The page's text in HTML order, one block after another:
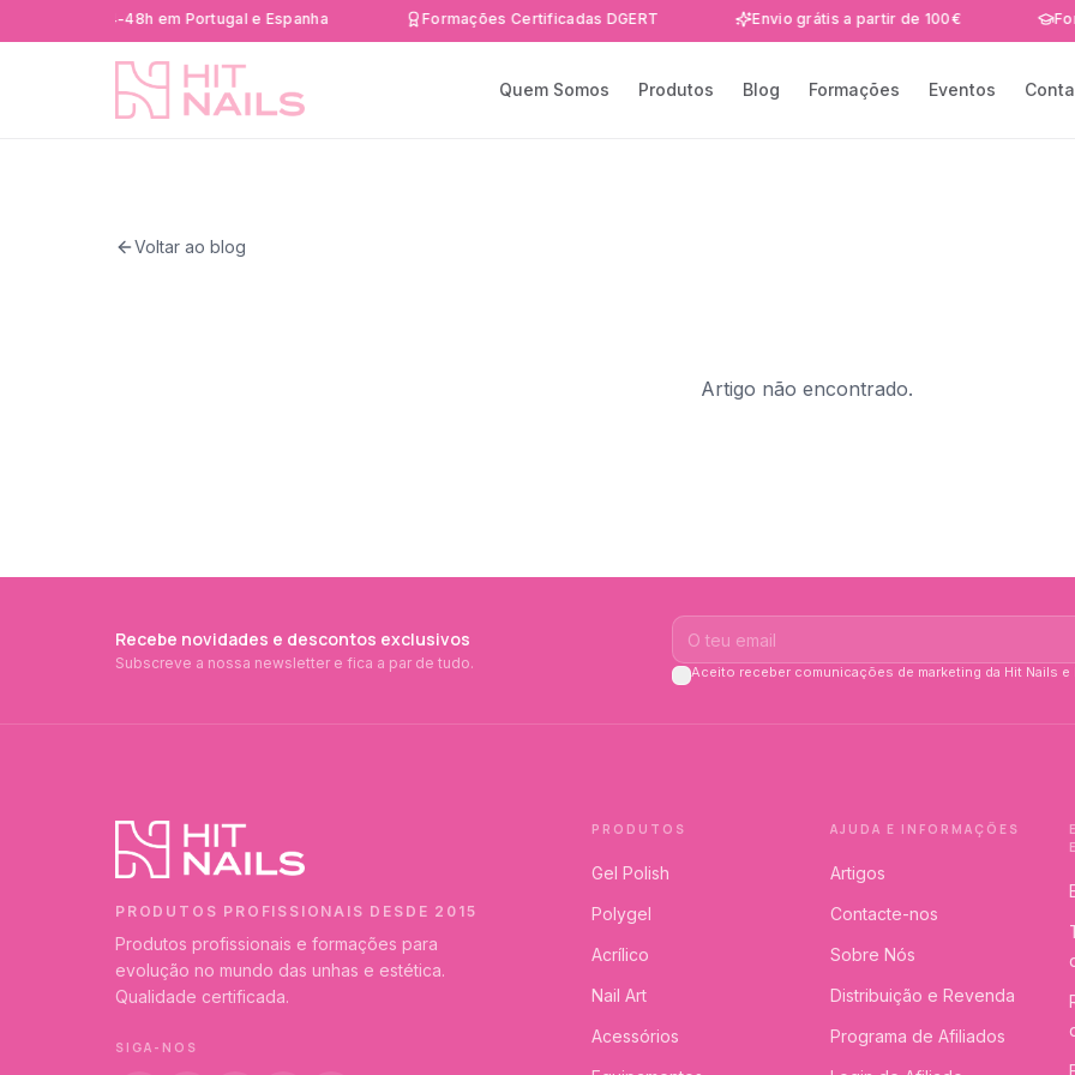
rápida 24-48h em Portugal e Espanha Formações Certificadas DGERT Envio grátis a partir de 100€
Quem Somos Produtos Blog Formações Eventos
Voltar ao blog
Artigo não encontrado.
Recebe novidades e descontos exclusivos
Subscreve a nossa newsletter e fica a par de tudo. Aceito receber comunicações de marketing da Hit Nails e
PRODUTOS PROFISSIONAIS DESDE 2015
Produtos profissionais e formações para
evolução no mundo das unhas e estética.
Qualidade certificada.
SIGA-NOS
PRODUTOS
Gel Polish
Polygel
Acrílico
Nail Art
Acessórios
AJUDA E INFORMAÇÕES
Artigos
Contacte-nos
Sobre Nós
Distribuição e Revenda
Programa de Afiliados